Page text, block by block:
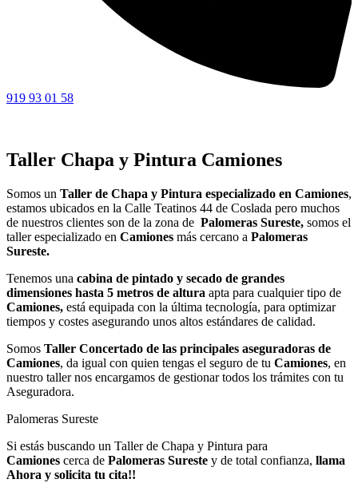
919 93 01 58
Taller Chapa y Pintura Camiones
Somos un Taller de Chapa y Pintura especializado en Camiones,
estamos ubicados en la Calle Teatinos 44 de Coslada pero muchos
de nuestros clientes son de la zona de Palomeras Sureste, somos el
taller especializado en Camiones más cercano a Palomeras
Sureste.
Tenemos una cabina de pintado y secado de grandes
dimensiones hasta 5 metros de altura apta para cualquier tipo de
Camiones, está equipada con la última tecnología, para optimizar
tiempos y costes asegurando unos altos estándares de calidad.
Somos Taller Concertado de las principales aseguradoras de
Camiones, da igual con quien tengas el seguro de tu Camiones, en
nuestro taller nos encargamos de gestionar todos los trámites con tu
Aseguradora.
Palomeras Sureste
Si estás buscando un Taller de Chapa y Pintura para
Camiones cerca de Palomeras Sureste y de total confianza, llama
Ahora y solicita tu cita!!